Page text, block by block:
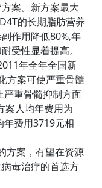
案。新方案最大
的长期脂肪营养
作用降低80%,年
受性显着提高。
年全年全国新
方案可使严重骨髓
严重骨髓抑制方面
案人均年费用为
年费用3719元相
案，有望在资源
毒治疗的首选方